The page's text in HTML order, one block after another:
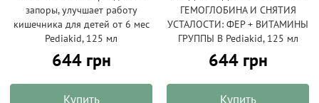
запоры, улучшает работу
кишечника для детей от 6 мес
Pediakid, 125 мл
644 грн
Купить
ГЕМОГЛОБИНА И СНЯТИЯ
УСТАЛОСТИ: ФЕР + ВИТАМИНЫ
ГРУППЫ В Pediakid, 125 мл
644 грн
Купить